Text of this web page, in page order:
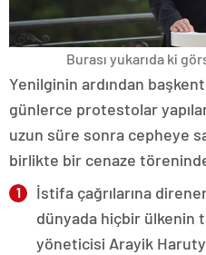
Burası yukarıda ki
Yenilginin ardından
günlerce protestolar
uzun süre sonra cepheye
birlikte bir cenaze
İstifa çağrılarına
dünyada hiçbir ülkenin
yöneticisi Arayik